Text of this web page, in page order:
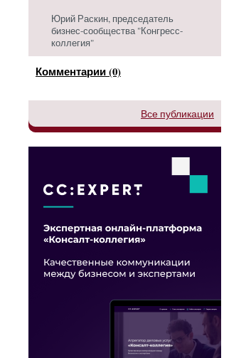
Юрий Раскин, председатель
бизнес-сообщества "Конгресс-
коллегия"
Комментарии (0)
Все публикации